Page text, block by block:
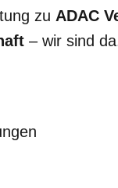
zu ADAC
– wir sind